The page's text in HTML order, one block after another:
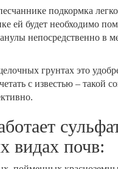
подкормка
ей будет необходимо
непосредственно в
грунтах это
с известью – такой
видах почв: